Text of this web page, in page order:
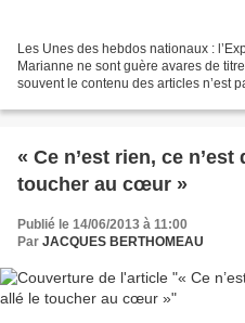
Les Unes des hebdos nationaux :
Marianne ne sont guère avares de
souvent le contenu des articles n’est
« Ce n’est rien, ce
toucher au cœur »
Publié le 14/06/2013 à 11:00
Par JACQUES BERTHOMEAU